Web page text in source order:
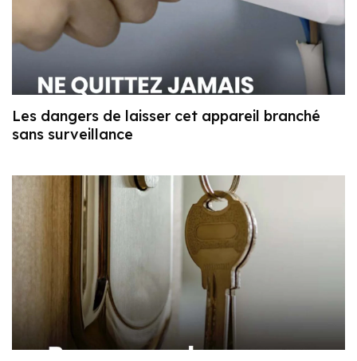
Les dangers de laisser cet appareil branché
sans surveillance